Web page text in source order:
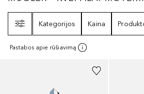
Kategorijos
Kaina
Pastabos apie rūšiavimą